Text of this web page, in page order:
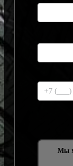
Мы